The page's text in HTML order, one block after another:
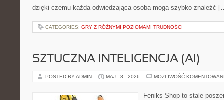
dzięki czemu każda odwiedzająca osoba mogą szybko znaleźć
CATEGORIES: GRY Z RÓŻNYMI POZIOMAMI TRUDNOŚCI
SZTUCZNA INTELIGENCJA (AI)
POSTED BY ADMIN MAJ - 8 - 2026 MOŻLIWOŚĆ
Feniks Shop to stale